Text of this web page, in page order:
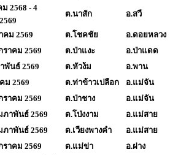
2568 - 4
ต.นาสัก อ.สวี
คม 2569 ต.โชคชัย อ.ดอยหลวง
ราคม 2569 ต.ป่าแงะ อ.ป่าแดด
พันธ์ 2569 ต.หัวง้ม อ.พาน
ม 2569 ต.ท่าข้าวเปลือก อ.แม่จัน
ราคม 2569 ต.ป่าชาง อ.แม่จัน
ภาพันธ์ 2569 ต.โป่งงาม อ.แม่สาย
ภาพันธ์ 2569 ต.เวียงพางคำ อ.แม่สาย
ราคม 2569 ต.แม่ข่า อ.ฝาง